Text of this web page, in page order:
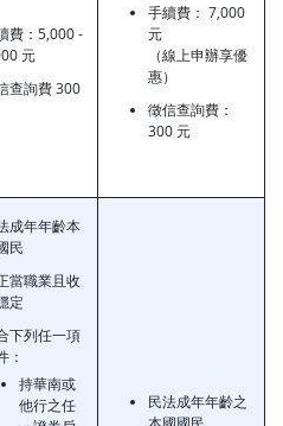
費：5,000 -
元
查詢費 300
手續費： 7,000
元
（線上申辦享優
惠）
徵信查詢費：
300 元
成年年齡本
民
當職業且收
定
下列任一項
：
持華南或
他行之任
民法成年年齡之